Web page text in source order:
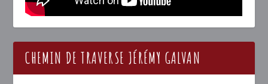
CHEMIN DE TRAVERSE JÉRÉMY GALVAN